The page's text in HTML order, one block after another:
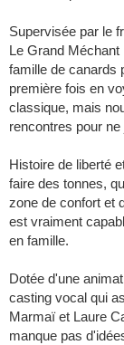
Supervisée par le
Le Grand
famille de canards
première fois en
classique, mais
rencontres pour
Histoire de liberté
faire des tonnes,
zone de confort et
est vraiment
en famille.
Dotée d'une
casting vocal qui
Marmaï et Laure
manque pas